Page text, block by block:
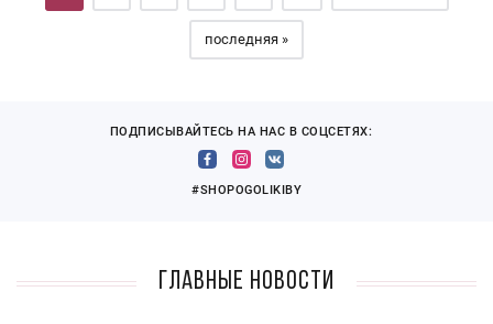
последняя »
ПОДПИСЫВАЙТЕСЬ НА НАС В СОЦСЕТЯХ:
#SHOPOGOLIKIBY
Главные новости